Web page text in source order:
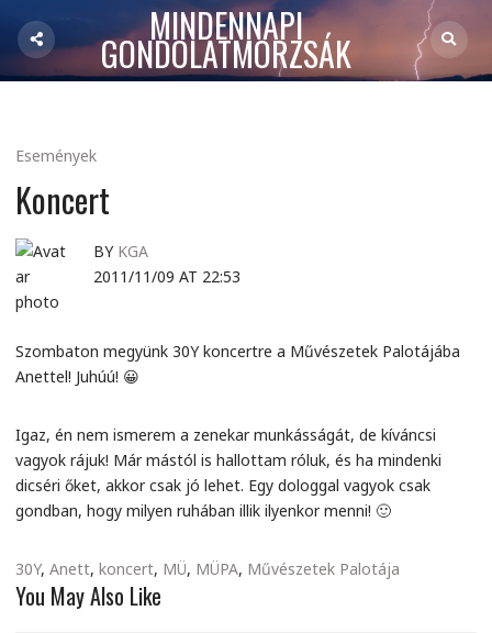
MINDENNAPI
GONDOLATMORZSÁK
Események
Koncert
BY KGA
2011/11/09 AT 22:53
Szombaton megyünk 30Y koncertre a Művészetek Palotájába
Anettel! Juhúú! 😀
Igaz, én nem ismerem a zenekar munkásságát, de kíváncsi
vagyok rájuk! Már mástól is hallottam róluk, és ha mindenki
dicséri őket, akkor csak jó lehet. Egy dologgal vagyok csak
gondban, hogy milyen ruhában illik ilyenkor menni! 🙂
30Y, Anett, koncert, MÜ, MÜPA, Művészetek Palotája
You May Also Like